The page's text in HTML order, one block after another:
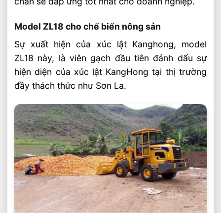
Model ZL18 cho chế biến nông sản
Sự xuất hiện của xúc lật Kanghong, model
ZL18 này, là viên gạch đầu tiên đánh dấu sự
hiện diện của xúc lật KangHong tại thị trường
đầy thách thức như Sơn La.